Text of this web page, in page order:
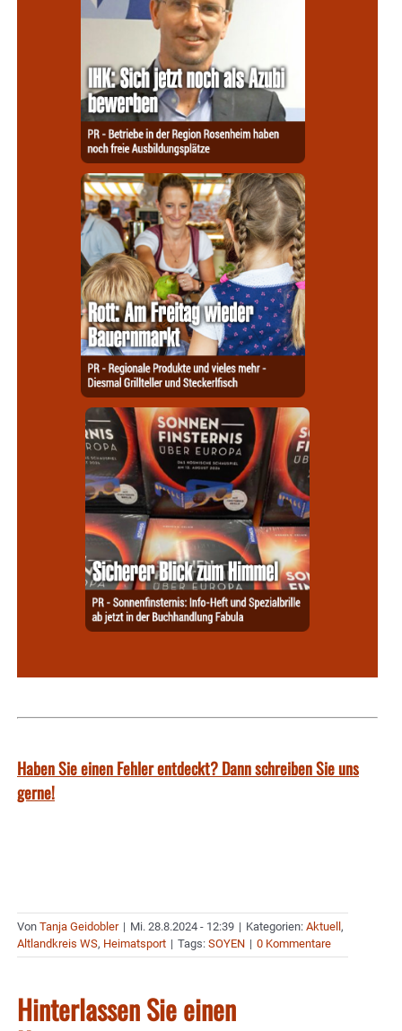
Haben Sie einen Fehler entdeckt? Dann schreiben Sie uns
gerne!
Von Tanja Geidobler | Mi. 28.8.2024 - 12:39 | Kategorien: Aktuell,
Altlandkreis WS, Heimatsport | Tags: SOYEN | 0 Kommentare
Hinterlassen Sie einen